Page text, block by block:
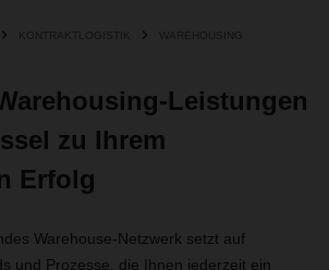
KONTRAKTLOGISTIK WAREHOUSING
Leistungen
zu Ihrem
Erfolg
Warehouse-Netzwerk setzt auf
und Prozesse, die Ihnen jederzeit ein